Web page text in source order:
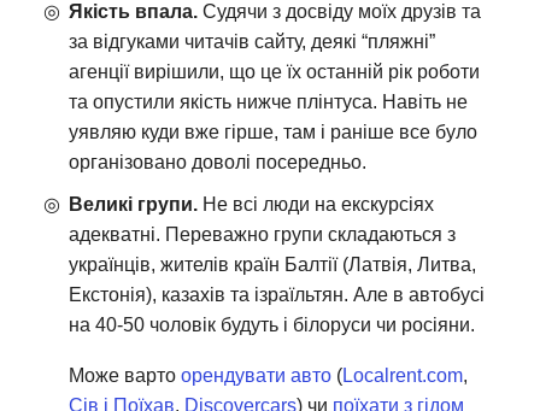
Якість впала. Судячи з досвіду моїх друзів та
за відгуками читачів сайту, деякі “пляжні”
агенції вирішили, що це їх останній рік роботи
та опустили якість нижче плінтуса. Навіть не
уявляю куди вже гірше, там і раніше все було
організовано доволі посередньо.
Великі групи. Не всі люди на екскурсіях
адекватні. Переважно групи складаються з
українців, жителів країн Балтії (Латвія, Литва,
Екстонія), казахів та ізраїльтян. Але в автобусі
на 40-50 чоловік будуть і білоруси чи росіяни.
Може варто орендувати авто (Localrent.com,
Сів і Поїхав, Discovercars) чи поїхати з гідом